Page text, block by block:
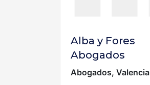
Alba y Fores
Abogados
Abogados, Valencia